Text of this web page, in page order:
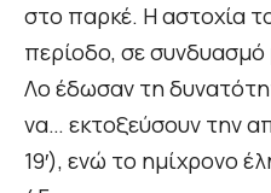
στο παρκέ. Η αστοχία
περίοδο, σε
Λο έδωσαν τη
να… εκτοξεύσουν την
19′), ενώ το ημίχρονο